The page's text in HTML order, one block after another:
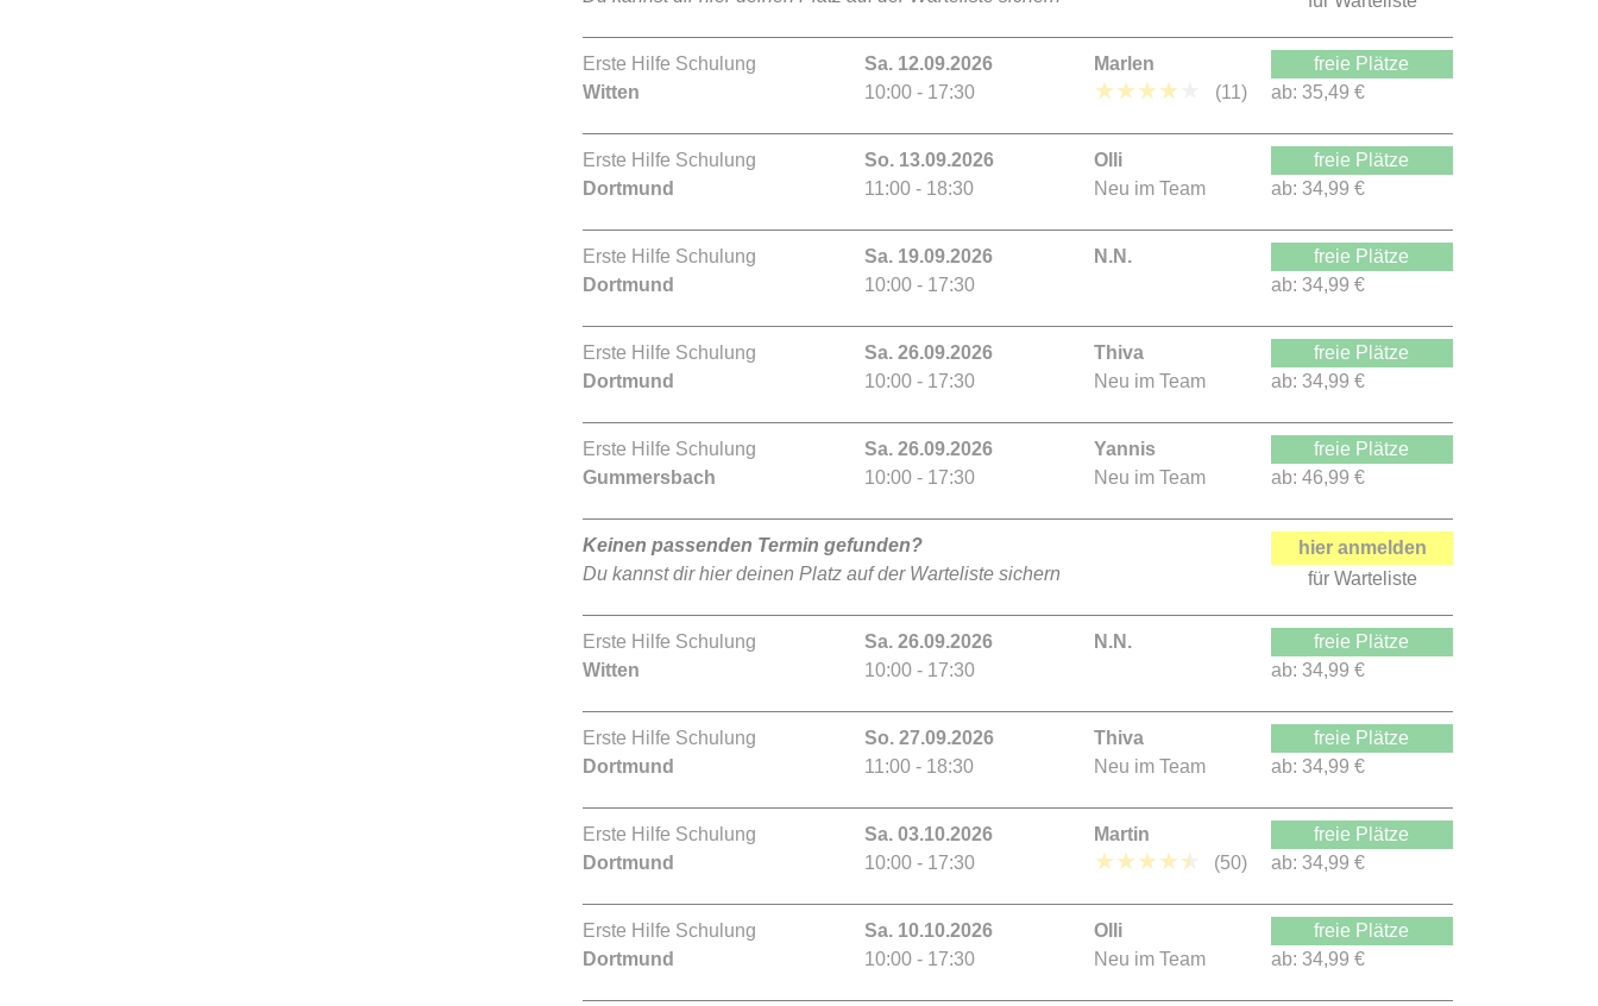
Erste Hilfe Schulung
Witten
Sa. 12.09.2026
10:00 - 17:30
Marlen
★★★★ (11)
freie Plätze
ab: 35,49 €
Erste Hilfe Schulung
Dortmund
So. 13.09.2026
11:00 - 18:30
Olli
Neu im Team
freie Plätze
ab: 34,99 €
Erste Hilfe Schulung
Dortmund
Sa. 19.09.2026
10:00 - 17:30
N.N.
freie Plätze
ab: 34,99 €
Erste Hilfe Schulung
Dortmund
Sa. 26.09.2026
10:00 - 17:30
Thiva
Neu im Team
freie Plätze
ab: 34,99 €
Erste Hilfe Schulung
Gummersbach
Sa. 26.09.2026
10:00 - 17:30
Yannis
Neu im Team
freie Plätze
ab: 46,99 €
Keinen passenden Termin gefunden?
Du kannst dir hier deinen Platz auf der Warteliste sichern
hier anmelden
für Warteliste
Erste Hilfe Schulung
Witten
Sa. 26.09.2026
10:00 - 17:30
N.N.
freie Plätze
ab: 34,99 €
Erste Hilfe Schulung
Dortmund
So. 27.09.2026
11:00 - 18:30
Thiva
Neu im Team
freie Plätze
ab: 34,99 €
Erste Hilfe Schulung
Dortmund
Sa. 03.10.2026
10:00 - 17:30
Martin
★★★★★ (50)
freie Plätze
ab: 34,99 €
Erste Hilfe Schulung
Dortmund
Sa. 10.10.2026
10:00 - 17:30
Olli
Neu im Team
freie Plätze
ab: 34,99 €